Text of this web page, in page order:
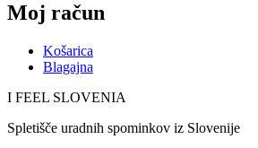
Moj račun
Košarica
Blagajna
I FEEL SLOVENIA
Spletišče uradnih spominkov iz Slovenije